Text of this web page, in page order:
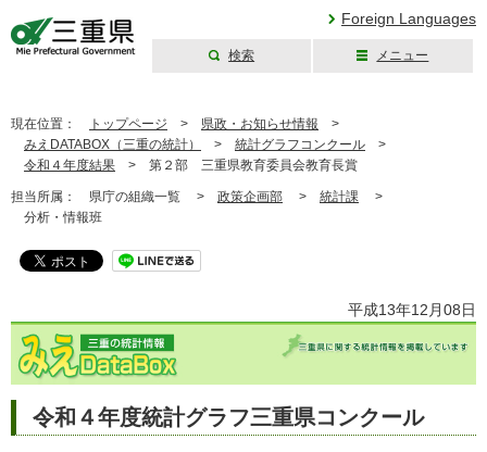
Foreign Languages
検索 メニュー
現在位置： トップページ > 県政・お知らせ情報 >
みえDATABOX（三重の統計）
> 統計グラフコンクール >
令和４年度結果 > 第２部 三重県教育委員会教育長賞
担当所属： 県庁の組織一覧 > 政策企画部 > 統計課 >
分析・情報班
平成13年12月08日
令和４年度統計グラフ三重県コンクール